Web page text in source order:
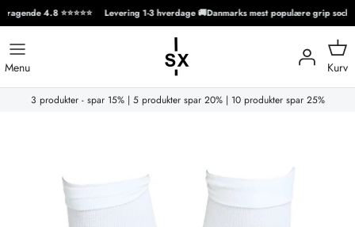
4.8 ⭐️⭐️⭐️⭐️⭐️ Levering 1-3 hverdage 🚚Danmarks mest populære grip socks
tilMenu Kurv
3 produkter - spar 15% | 5 produkter spar 20% | 10 produkter spar 25%